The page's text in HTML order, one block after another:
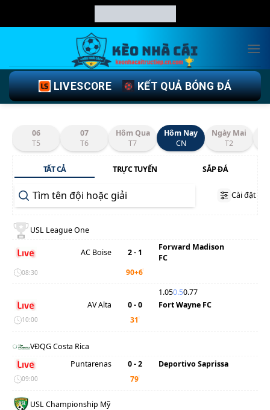
LIVESCORE KẾT QUẢ BÓNG ĐÁ
06
T5
07
T6
Hôm Qua
T7
Hôm Nay
CN
Ngày Mai
T2
TẤT CẢ TRỰC TUYẾN SẮP ĐÁ
Cài đặt
USL League One
AC Boise 2 - 1
Forward Madison
FC
08:30 90+6'
1.050.50.77
AV Alta
0 - 0 Fort Wayne FC
10:00 31'
VĐQG Costa Rica
Puntarenas
0 - 2 Deportivo Saprissa
09:00 79'
USL Championship Mỹ